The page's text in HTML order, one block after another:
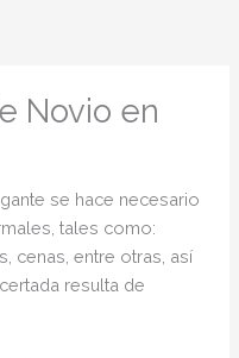
Novio en
se hace necesario
tales como:
cenas, entre otras, así
resulta de